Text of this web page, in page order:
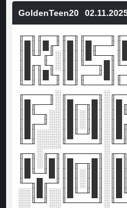
GoldenTeen20